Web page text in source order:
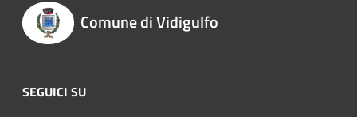
Comune di Vidigulfo
SEGUICI SU